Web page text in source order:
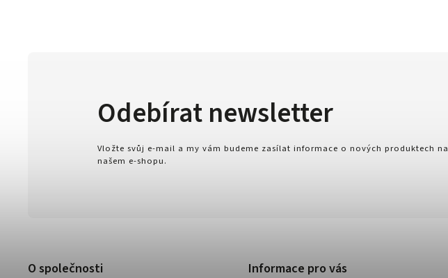
O společnosti Informace pro vás
Odebírat newsletter
Vložte svůj e-mail a my vám budeme zasílat informace o nových produktech na
našem e-shopu.